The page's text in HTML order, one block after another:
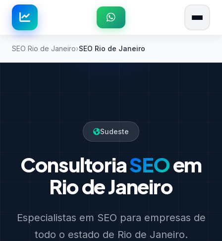
SEO Rio de Janeiro SEO Rio de Janeiro
Sudeste
ConsultoriaSEOem
Rio de Janeiro
Especialistas em SEO para empresas de
todo o estado de Rio de Janeiro.